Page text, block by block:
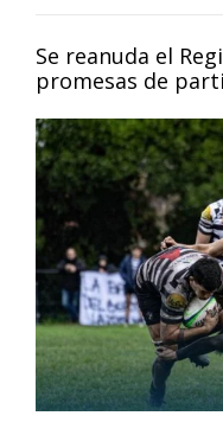
Se reanuda el
promesas de